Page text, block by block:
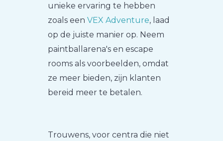
unieke ervaring te hebben
zoals eenVEX Adventure, laad
op de juiste manier op. Neem
paintballarena's en escape
rooms als voorbeelden, omdat
ze meer bieden, zijn klanten
bereid meer te betalen.
Trouwens, voor centra die niet